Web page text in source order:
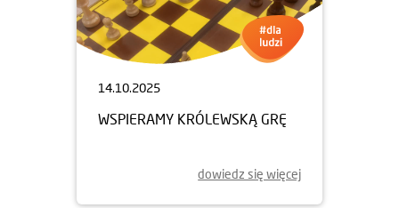
14.10.2025
WSPIERAMY KRÓLEWSKĄ GRĘ
dowiedz się więcej